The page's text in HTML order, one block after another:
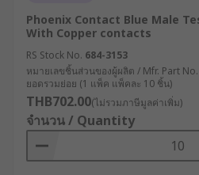
Phoenix Contact Blue Male
With Copper contacts
RS Stock No. 684-3153
หมายเลขชิ้นส่วนของผู้ผลิต / Mfr. Part No.
ยอดรวมย่อย (1 แพ็ค แพ็คละ 10 ชิ้น)
THB702.00(ไม่รวมภาษีมูลค่าเพิ่ม)
จำนวน / Quantity